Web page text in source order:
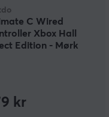
C Wired
Xbox Hall
Edition - Mørk
kr